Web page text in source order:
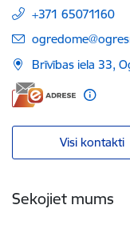
+371 65071160
E-pasts:
Brīvības iela 33,
Visi kontakti
Sekojiet mums